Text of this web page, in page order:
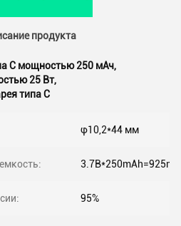
продукта
С мощностью 250 мАч,
25 Вт,
типа C
φ10,2*44 мм
95%